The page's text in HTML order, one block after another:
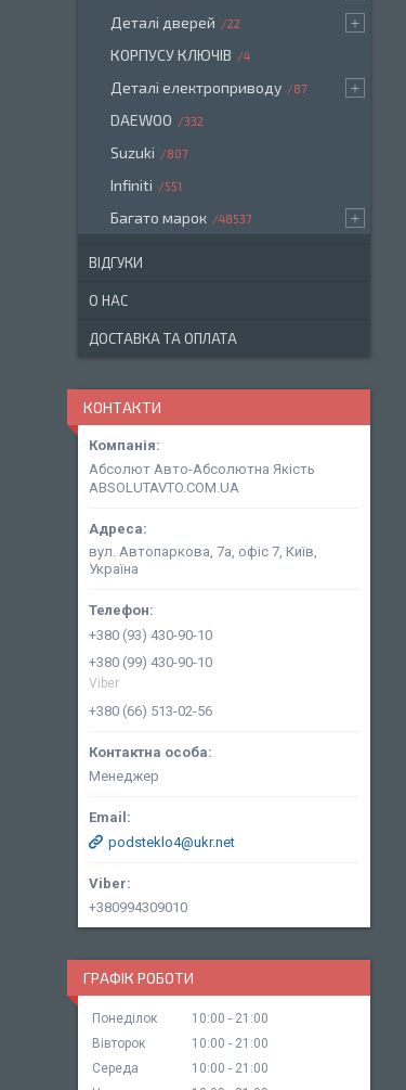
Деталі дверей 22
КОРПУСУ КЛЮЧІВ 4
Деталі електроприводу 87
DAEWOO 332
Suzuki 807
Infiniti 551
Багато марок 48537
ВІДГУКИ
О НАС
ДОСТАВКА ТА ОПЛАТА
КОНТАКТИ
Абсолют Авто-Абсолютна Якість
ABSOLUTAVTO.COM.UA
вул. Автопаркова, 7а, офіс 7, Київ,
Україна
+380 (93) 430-90-10
+380 (99) 430-90-10
Viber
+380 (66) 513-02-56
Менеджер
podsteklo4@ukr.net
+380994309010
ГРАФІК РОБОТИ
Понеділок 10:00
21:00
Вівторок
10:00
21:00
Середа
10:00
21:00